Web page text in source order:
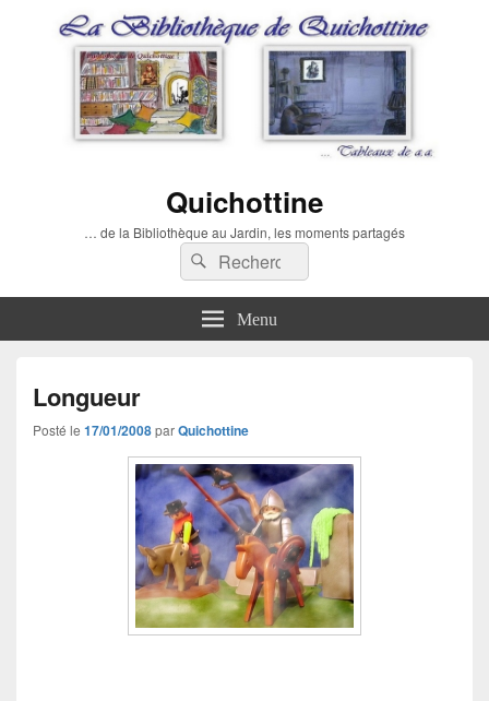
Quichottine
… de la Bibliothèque au Jardin, les moments partagés
Recherche :
Rechercher
Menu
Longueur
Posté le 17/01/2008parQuichottine